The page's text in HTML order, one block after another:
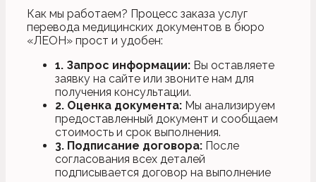
Как мы работаем? Процесс заказа услуг
перевода медицинских документов в бюро
«ЛЕОН» прост и удобен:
1. Запрос информации: Вы оставляете
заявку на сайте или звоните нам для
получения консультации.
2. Оценка документа: Мы анализируем
предоставленный документ и сообщаем
стоимость и срок выполнения.
3. Подписание договора: После
согласования всех деталей
подписывается договор на выполнение